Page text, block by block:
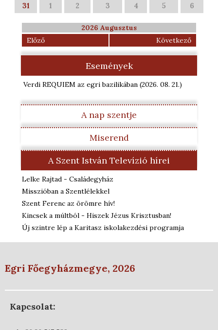
31
1 2 3 4 5 6
2026 Augusztus
Előző
Következő
Események
Verdi REQUIEM az egri bazilikában (2026. 08. 21.)
A nap szentje
Miserend
A Szent István Televízió hírei
Lelke Rajtad - Családegyház
Misszióban a Szentlélekkel
Szent Ferenc az örömre hív!
Kincsek a múltból - Hiszek Jézus Krisztusban!
Új szintre lép a Karitasz iskolakezdési programja
Egri Főegyházmegye, 2026
Kapcsolat: